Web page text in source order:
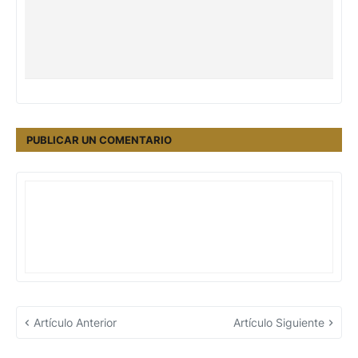
PUBLICAR UN COMENTARIO
Artículo Anterior Artículo Siguiente